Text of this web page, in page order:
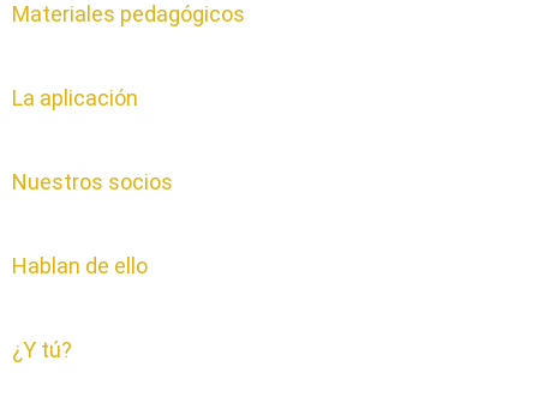
Materiales pedagógicos
La aplicación
Nuestros socios
Hablan de ello
¿Y tú?